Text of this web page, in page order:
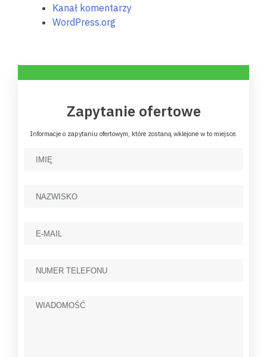
Kanał komentarzy
WordPress.org
Zapytanie ofertowe
Informacje o zapytaniu ofertowym, które zostaną wklejone w to miejsce.